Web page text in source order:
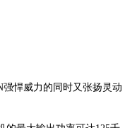
悍威力的同时又张扬灵动